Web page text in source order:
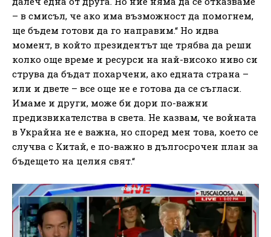
– в смисъл, че ако има възможност да помогнем,
ще бъдем готови да го направим.“ Но идва
момент, в който президентът ще трябва да реши
колко още време и ресурси на най-високо ниво си
струва да бъдат похарчени, ако едната страна –
или и двете – все още не е готова да се съгласи.
Имаме и други, може би дори по-важни
предизвикателства в света. Не казвам, че войната
в Украйна не е важна, но според мен това, което се
случва с Китай, е по-важно в дългосрочен план за
бъдещето на целия свят.“